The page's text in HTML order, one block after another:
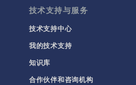
技术支持与服务
技术支持中心
我的技术支持
知识库
合作伙伴和咨询机构